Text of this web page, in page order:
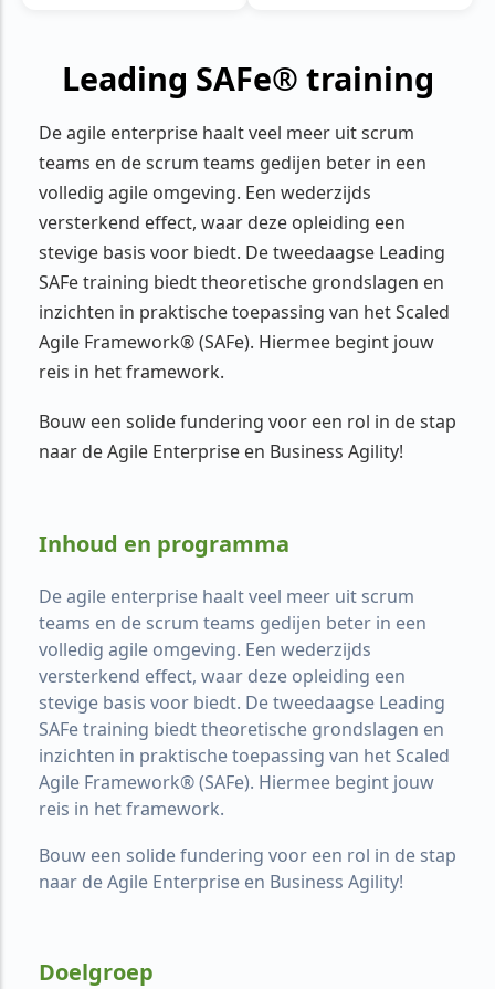
Leading SAFe® training
De agile enterprise haalt veel meer uit scrum
teams en de scrum teams gedijen beter in een
volledig agile omgeving. Een wederzijds
versterkend effect, waar deze opleiding een
stevige basis voor biedt. De tweedaagse Leading
SAFe training biedt theoretische grondslagen en
inzichten in praktische toepassing van het Scaled
Agile Framework® (SAFe). Hiermee begint jouw
reis in het framework.
Bouw een solide fundering voor een rol in de stap
naar de Agile Enterprise en Business Agility!
Inhoud en programma
De agile enterprise haalt veel meer uit scrum
teams en de scrum teams gedijen beter in een
volledig agile omgeving. Een wederzijds
versterkend effect, waar deze opleiding een
stevige basis voor biedt. De tweedaagse Leading
SAFe training biedt theoretische grondslagen en
inzichten in praktische toepassing van het Scaled
Agile Framework® (SAFe). Hiermee begint jouw
reis in het framework.
Bouw een solide fundering voor een rol in de stap
naar de Agile Enterprise en Business Agility!
Doelgroep